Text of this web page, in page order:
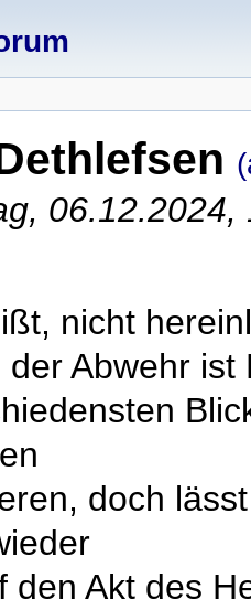
nicht
Abwehr
doch
den Akt des